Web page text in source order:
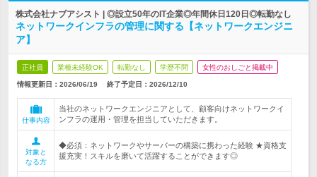
株式会社ナブアシスト | ◎設立50年のIT企業◎年間休日120日◎転勤なし
ネットワークインフラの管理に関する【ネットワークエンジニ
ア】
正社員 業種未経験OK 転勤なし 学歴不問 女性のおしごと掲載中
情報更新日：2026/06/19 終了予定日： 2026/12/10
仕事内容
当社のネットワークエンジニアとして、顧客向けネットワークイ
ンフラの運用・管理を担当していただきます。
対象と
なる方
◆必須：ネットワークやサーバーの構築に携わった経験 ★資格支
援充実！スキルを磨いて活躍することができます◎